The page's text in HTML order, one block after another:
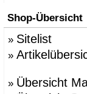
Shop-Übersicht
» Sitelist
»
» Übersicht